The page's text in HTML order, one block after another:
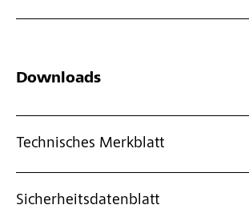
Downloads
Technisches Merkblatt
Sicherheitsdatenblatt